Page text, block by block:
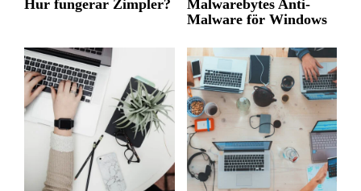
Hur fungerar Zimpler?
Malwarebytes Anti-
Malware för Windows